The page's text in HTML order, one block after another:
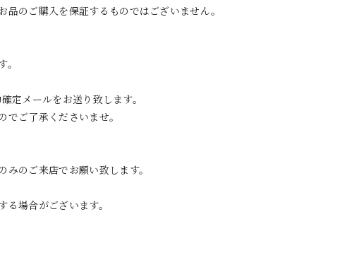
のご購入を保証するものではございません。
定メールをお送り致します。
ご了承くださいませ。
のご来店でお願い致します。
場合がございます。